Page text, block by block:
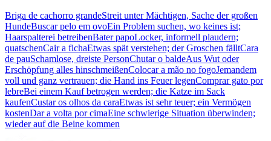
Briga de cachorro grandeStreit unter Mächtigen, Sache der großen
HundeBuscar pelo em ovoEin Problem suchen, wo keines ist;
Haarspalterei betreibenBater papoLocker, informell plaudern;
quatschenCair a fichaEtwas spät verstehen; der Groschen fälltCara
de pauSchamlose, dreiste PersonChutar o baldeAus Wut oder
Erschöpfung alles hinschmeißenColocar a mão no fogoJemandem
voll und ganz vertrauen; die Hand ins Feuer legenComprar gato por
lebreBei einem Kauf betrogen werden; die Katze im Sack
kaufenCustar os olhos da caraEtwas ist sehr teuer; ein Vermögen
kostenDar a volta por cimaEine schwierige Situation überwinden;
wieder auf die Beine kommen